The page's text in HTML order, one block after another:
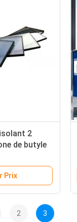
2
de butyle
Prix
2 3